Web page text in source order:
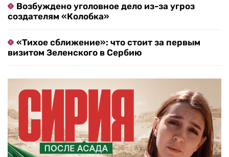
Возбуждено уголовное дело из-за угроз
создателям «Колобка»
«Тихое сближение»: что стоит за первым
визитом Зеленского в Сербию